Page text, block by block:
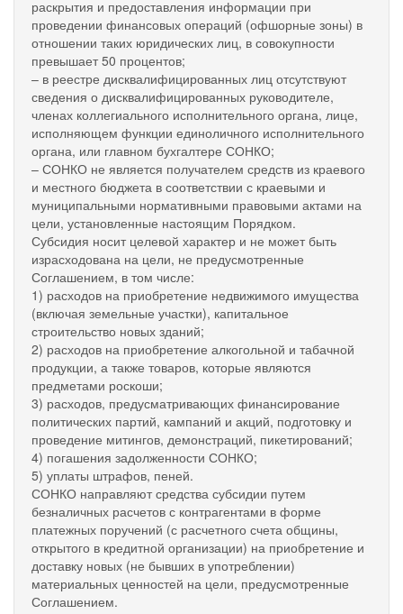
раскрытия и предоставления информации при
проведении финансовых операций (офшорные зоны) в
отношении таких юридических лиц, в совокупности
превышает 50 процентов;
– в реестре дисквалифицированных лиц отсутствуют
сведения о дисквалифицированных руководителе,
членах коллегиального исполнительного органа, лице,
исполняющем функции единоличного исполнительного
органа, или главном бухгалтере СОНКО;
– СОНКО не является получателем средств из краевого
и местного бюджета в соответствии с краевыми и
муниципальными нормативными правовыми актами на
цели, установленные настоящим Порядком.
Субсидия носит целевой характер и не может быть
израсходована на цели, не предусмотренные
Соглашением, в том числе:
1) расходов на приобретение недвижимого имущества
(включая земельные участки), капитальное
строительство новых зданий;
2) расходов на приобретение алкогольной и табачной
продукции, а также товаров, которые являются
предметами роскоши;
3) расходов, предусматривающих финансирование
политических партий, кампаний и акций, подготовку и
проведение митингов, демонстраций, пикетирований;
4) погашения задолженности СОНКО;
5) уплаты штрафов, пеней.
СОНКО направляют средства субсидии путем
безналичных расчетов с контрагентами в форме
платежных поручений (с расчетного счета общины,
открытого в кредитной организации) на приобретение и
доставку новых (не бывших в употреблении)
материальных ценностей на цели, предусмотренные
Соглашением.